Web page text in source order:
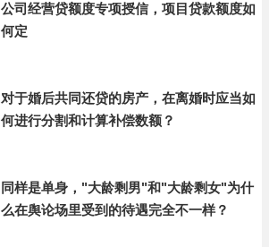
公司经营贷额度专项授信，项目贷款额度如
何定
对于婚后共同还贷的房产，在离婚时应当如
何进行分割和计算补偿数额？
同样是单身，"大龄剩男"和"大龄剩女"为什
么在舆论场里受到的待遇完全不一样？